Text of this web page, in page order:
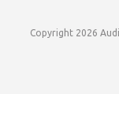
Copyright 2026